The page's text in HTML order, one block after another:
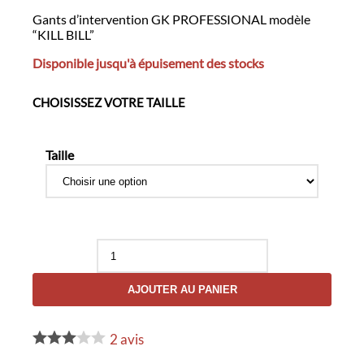
Gants d’intervention GK PROFESSIONAL modèle
“KILL BILL”
Disponible jusqu'à épuisement des stocks
CHOISISSEZ VOTRE TAILLE
Taille
Gants
d'Intervention
"Kill
AJOUTER AU PANIER
2avis